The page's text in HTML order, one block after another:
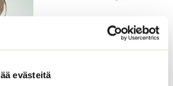
evästeitä
€
Vefi PK-050